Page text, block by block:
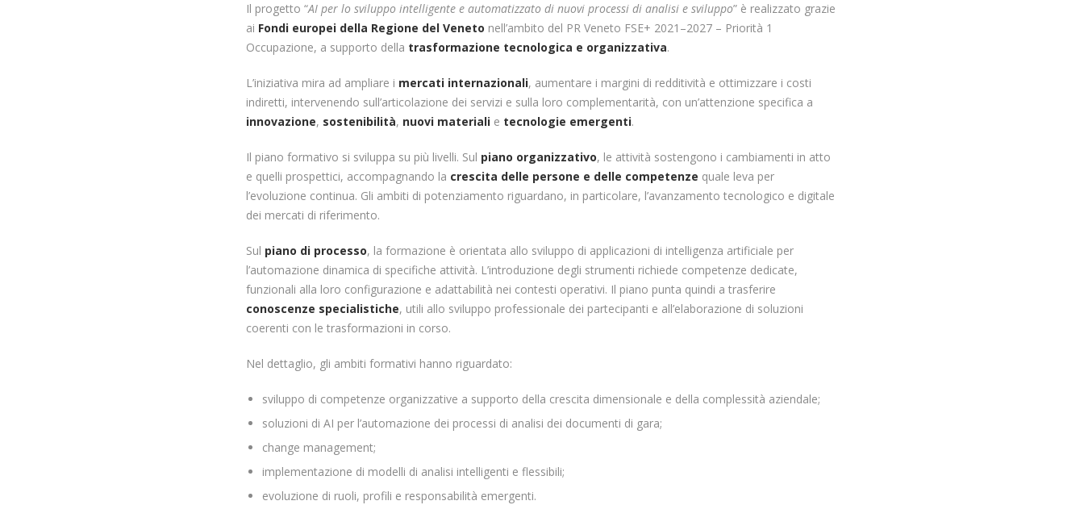
Il progetto “AI per lo sviluppo intelligente e automatizzato di nuovi processi di analisi e sviluppo” è realizzato grazie
ai Fondi europei della Regione del Veneto nell’ambito del PR Veneto FSE+ 2021–2027 – Priorità 1
Occupazione, a supporto della trasformazione tecnologica e organizzativa.
L’iniziativa mira ad ampliare i mercati internazionali, aumentare i margini di redditività e ottimizzare i costi
indiretti, intervenendo sull’articolazione dei servizi e sulla loro complementarità, con un’attenzione specifica a
innovazione, sostenibilità, nuovi materiali e tecnologie emergenti.
Il piano formativo si sviluppa su più livelli. Sul piano organizzativo, le attività sostengono i cambiamenti in atto
e quelli prospettici, accompagnando la crescita delle persone e delle competenze quale leva per
l’evoluzione continua. Gli ambiti di potenziamento riguardano, in particolare, l’avanzamento tecnologico e digitale
dei mercati di riferimento.
Sul piano di processo, la formazione è orientata allo sviluppo di applicazioni di intelligenza artificiale per
l’automazione dinamica di specifiche attività. L’introduzione degli strumenti richiede competenze dedicate,
funzionali alla loro configurazione e adattabilità nei contesti operativi. Il piano punta quindi a trasferire
conoscenze specialistiche, utili allo sviluppo professionale dei partecipanti e all’elaborazione di soluzioni
coerenti con le trasformazioni in corso.
Nel dettaglio, gli ambiti formativi hanno riguardato:
sviluppo di competenze organizzative a supporto della crescita dimensionale e della complessità aziendale;
soluzioni di AI per l’automazione dei processi di analisi dei documenti di gara;
change management;
implementazione di modelli di analisi intelligenti e flessibili;
evoluzione di ruoli, profili e responsabilità emergenti.